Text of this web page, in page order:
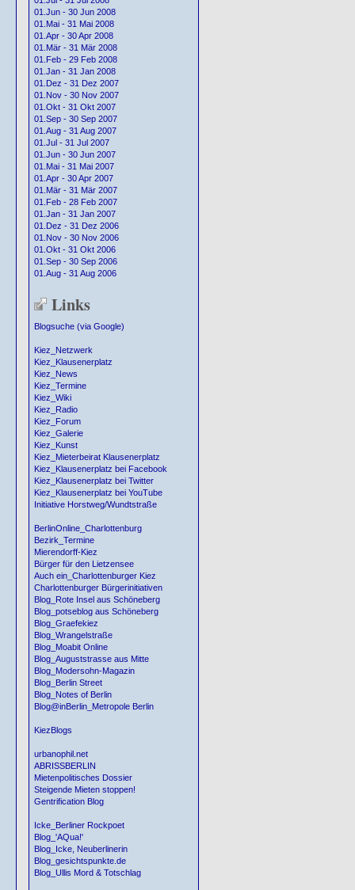
01.Jun - 30 Jun 2008
01.Mai - 31 Mai 2008
01.Apr - 30 Apr 2008
01.Mär - 31 Mär 2008
01.Feb - 29 Feb 2008
01.Jan - 31 Jan 2008
01.Dez - 31 Dez 2007
01.Nov - 30 Nov 2007
01.Okt - 31 Okt 2007
01.Sep - 30 Sep 2007
01.Aug - 31 Aug 2007
01.Jul - 31 Jul 2007
01.Jun - 30 Jun 2007
01.Mai - 31 Mai 2007
01.Apr - 30 Apr 2007
01.Mär - 31 Mär 2007
01.Feb - 28 Feb 2007
01.Jan - 31 Jan 2007
01.Dez - 31 Dez 2006
01.Nov - 30 Nov 2006
01.Okt - 31 Okt 2006
01.Sep - 30 Sep 2006
01.Aug - 31 Aug 2006
Links
Blogsuche (via Google)
Kiez_Netzwerk
Kiez_Klausenerplatz
Kiez_News
Kiez_Termine
Kiez_Wiki
Kiez_Radio
Kiez_Forum
Kiez_Galerie
Kiez_Kunst
Kiez_Mieterbeirat Klausenerplatz
Kiez_Klausenerplatz bei Facebook
Kiez_Klausenerplatz bei Twitter
Kiez_Klausenerplatz bei YouTube
Initiative Horstweg/Wundtstraße
BerlinOnline_Charlottenburg
Bezirk_Termine
Mierendorff-Kiez
Bürger für den Lietzensee
Auch ein_Charlottenburger Kiez
Charlottenburger Bürgerinitiativen
Blog_Rote Insel aus Schöneberg
Blog_potseblog aus Schöneberg
Blog_Graefekiez
Blog_Wrangelstraße
Blog_Moabit Online
Blog_Auguststrasse aus Mitte
Blog_Modersohn-Magazin
Blog_Berlin Street
Blog_Notes of Berlin
Blog@inBerlin_Metropole Berlin
KiezBlogs
urbanophil.net
ABRISSBERLIN
Mietenpolitisches Dossier
Steigende Mieten stoppen!
Gentrification Blog
Icke_Berliner Rockpoet
Blog_'AQua!'
Blog_Icke, Neuberlinerin
Blog_gesichtspunkte.de
Blog_Ullis Mord & Totschlag